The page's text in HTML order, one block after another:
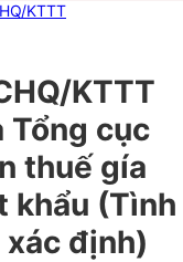
KTTT
KTTT
Tổng cục
thuế gía
khẩu (Tình
định)